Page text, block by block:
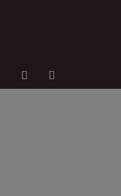
Navidades es la